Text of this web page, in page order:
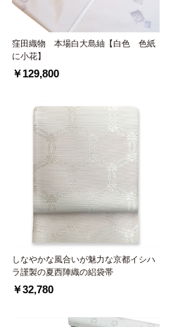
窪田織物 本場白大島紬【白色 色紙
に小花】
￥129,800
しなやかな風合いが魅力な京都イシハ
ラ謹製の夏西陣織の絽袋帯
￥32,780